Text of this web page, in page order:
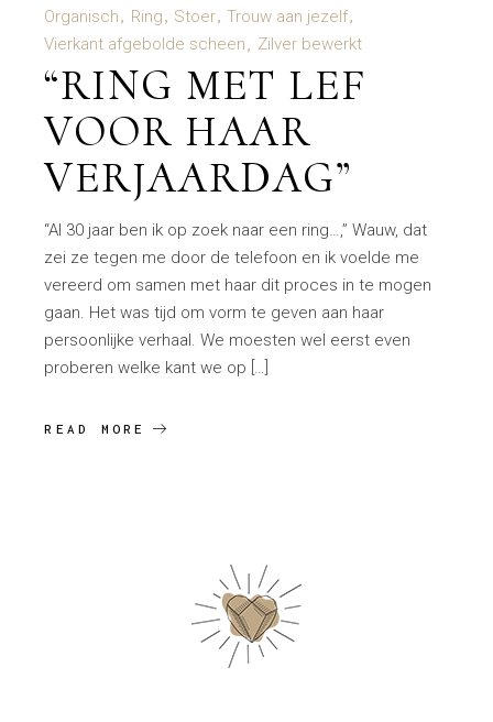
Organisch
Ring Stoer Trouw aan jezelf
Vierkant afgebolde scheen
Zilver bewerkt
“RING MET LEF
VOOR HAAR
VERJAARDAG”
“Al 30 jaar ben ik op zoek naar een ring…,” Wauw, dat
zei ze tegen me door de telefoon en ik voelde me
vereerd om samen met haar dit proces in te mogen
gaan. Het was tijd om vorm te geven aan haar
persoonlijke verhaal. We moesten wel eerst even
proberen welke kant we op […]
READ MORE